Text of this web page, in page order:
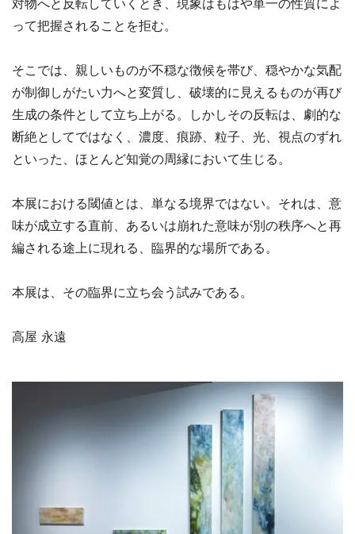
って把握されることを拒む。
そこでは、親しいものが不穏な徴候を帯び、穏やかな気配
が制御しがたい力へと変質し、破壊的に見えるものが再び
生成の条件として立ち上がる。しかしその反転は、劇的な
断絶としてではなく、濃度、痕跡、粒子、光、視点のずれ
といった、ほとんど知覚の周縁において生じる。
本展における閾値とは、単なる境界ではない。それは、意
味が成立する直前、あるいは崩れた意味が別の秩序へと再
編される途上に現れる、臨界的な場所である。
本展は、その臨界に立ち会う試みである。
高屋 永遠